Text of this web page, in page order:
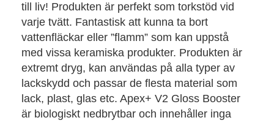
till liv! Produkten är perfekt som torkstöd vid
varje tvätt. Fantastisk att kunna ta bort
vattenfläckar eller ”flamm” som kan uppstå
med vissa keramiska produkter. Produkten är
extremt dryg, kan användas på alla typer av
lackskydd och passar de flesta material som
lack, plast, glas etc. Apex+ V2 Gloss Booster
är biologiskt nedbrytbar och innehåller inga